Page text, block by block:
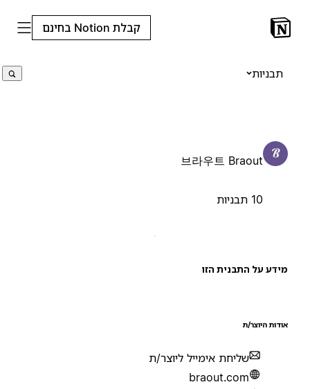
קבלת Notion בחינם
תבניות
브라우트 Braout
על התבנית הזו
היוצר/ת
שליחת אימייל ליוצר/ת
braout.com